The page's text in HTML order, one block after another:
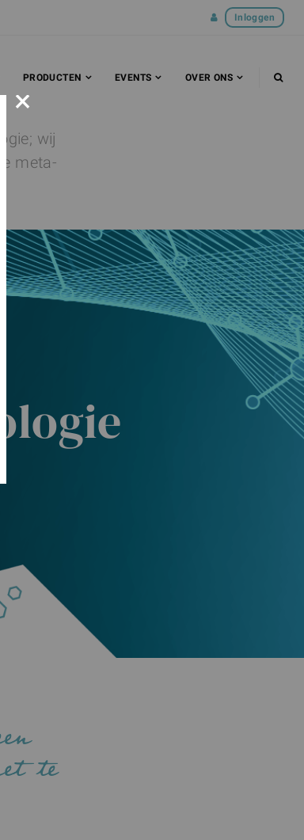
Inloggen
PRODUCTEN EVENTS OVER ONS
wij
meta-
te
×